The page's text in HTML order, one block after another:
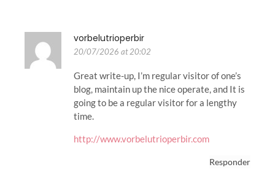
vorbelutrioperbir
20/07/2026 at 20:02
Great write-up, I’m regular visitor of one’s
blog, maintain up the nice operate, and It is
going to be a regular visitor for a lengthy
time.
http://www.vorbelutrioperbir.com
Responder